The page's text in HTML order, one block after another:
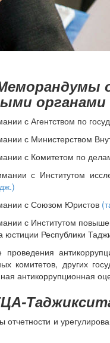
с Агентством по
с Министерством
с Комитетом по
с Институтом
с Союзом Юристов
с Институтом
юстиции Республики
комитетов, других
антикоррупционная
и